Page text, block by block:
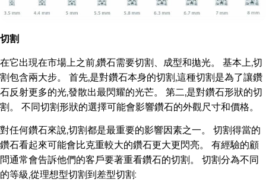
切割
在它出現在市場上之前,鑽石需要切割、成型和拋光。 基本上,切
割包含兩大步。 首先,是對鑽石本身的切割,這種切割是為了讓鑽
石反射更多的光,發散出最閃耀的光芒。 第二,是對鑽石形狀的切
割。 不同切割形狀的選擇可能會影響鑽石的外觀尺寸和價格。
對任何鑽石來說,切割都是最重要的影響因素之一。 切割得當的
鑽石看起來可能會比克重較大的鑽石更大更閃亮。 有經驗的顧
問通常會告訴他們的客戶要著重看鑽石的切割。 切割分為不同
的等級,從理想型切割到差型切割: